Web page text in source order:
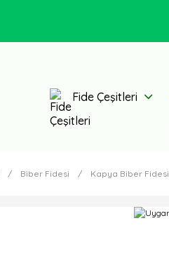
Fide Çeşitleri
Biber Fidesi Kapya Biber Fidesi